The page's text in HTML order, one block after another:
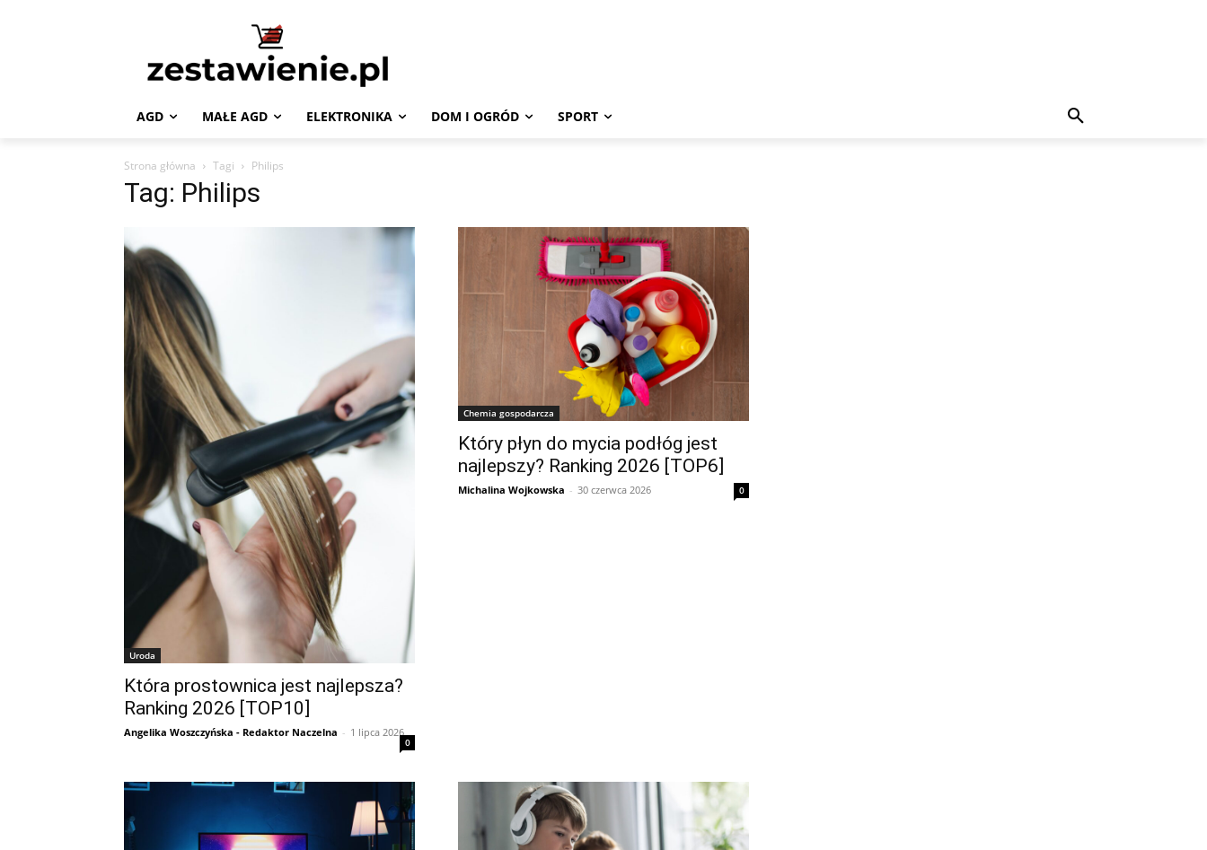
AGD MAŁE AGD ELEKTRONIKA DOM I OGRÓD SPORT
Strona główna Tagi Philips
Tag: Philips
Uroda
Która prostownica jest najlepsza?
Ranking 2026 [TOP10]
Angelika Woszczyńska - Redaktor Naczelna - 1 lipca 2026
0
Chemia gospodarcza
Który płyn do mycia podłóg jest
najlepszy? Ranking 2026 [TOP6]
Michalina Wojkowska - 30 czerwca 2026 0